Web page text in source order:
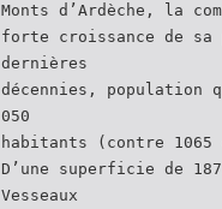
Monts d’Ardèche, la
forte croissance de sa
dernières
décennies, population
050
habitants (contre 1065
D’une superficie de
Vesseaux